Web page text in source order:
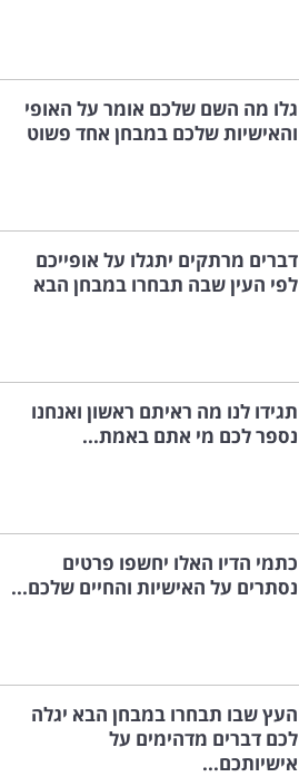
גלו מה השם שלכם אומר על האופי
והאישיות שלכם במבחן אחד פשוט
דברים מרתקים יתגלו על אופייכם
לפי העין שבה תבחרו במבחן הבא
תגידו לנו מה ראיתם ראשון ואנחנו
נספר לכם מי אתם באמת...
כתמי הדיו האלו יחשפו פרטים
נסתרים על האישיות והחיים שלכם...
העץ שבו תבחרו במבחן הבא יגלה
לכם דברים מדהימים על
אישיותכם...